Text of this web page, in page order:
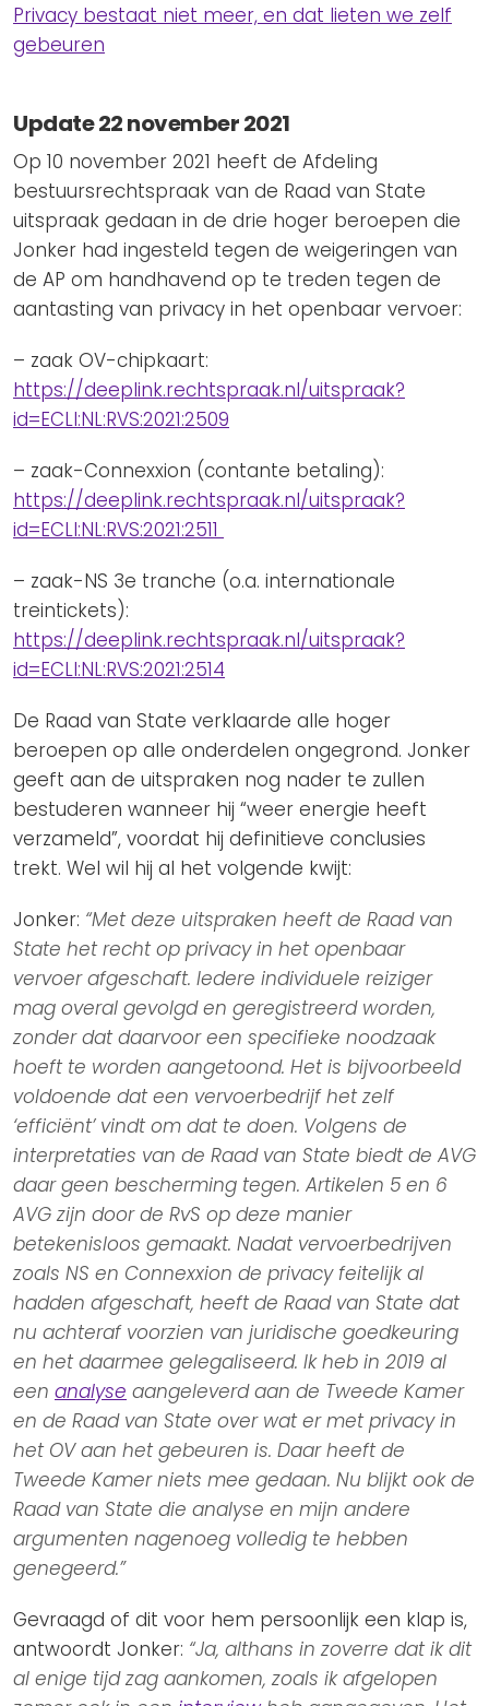
Privacy bestaat niet meer, en dat lieten we zelf
gebeuren
Update 22 november 2021
Op 10 november 2021 heeft de Afdeling
bestuursrechtspraak van de Raad van State
uitspraak gedaan in de drie hoger beroepen die
Jonker had ingesteld tegen de weigeringen van
de AP om handhavend op te treden tegen de
aantasting van privacy in het openbaar vervoer:
– zaak OV-chipkaart:
https://deeplink.rechtspraak.nl/uitspraak?
id=ECLI:NL:RVS:2021:2509
– zaak-Connexxion (contante betaling):
https://deeplink.rechtspraak.nl/uitspraak?
id=ECLI:NL:RVS:2021:2511
– zaak-NS 3e tranche (o.a. internationale
treintickets):
https://deeplink.rechtspraak.nl/uitspraak?
id=ECLI:NL:RVS:2021:2514
De Raad van State verklaarde alle hoger
beroepen op alle onderdelen ongegrond. Jonker
geeft aan de uitspraken nog nader te zullen
bestuderen wanneer hij “weer energie heeft
verzameld”, voordat hij definitieve conclusies
trekt. Wel wil hij al het volgende kwijt:
Jonker: “Met deze uitspraken heeft de Raad van
State het recht op privacy in het openbaar
vervoer afgeschaft. Iedere individuele reiziger
mag overal gevolgd en geregistreerd worden,
zonder dat daarvoor een specifieke noodzaak
hoeft te worden aangetoond. Het is bijvoorbeeld
voldoende dat een vervoerbedrijf het zelf
‘efficiënt’ vindt om dat te doen. Volgens de
interpretaties van de Raad van State biedt de AVG
daar geen bescherming tegen. Artikelen 5 en 6
AVG zijn door de RvS op deze manier
betekenisloos gemaakt. Nadat vervoerbedrijven
zoals NS en Connexxion de privacy feitelijk al
hadden afgeschaft, heeft de Raad van State dat
nu achteraf voorzien van juridische goedkeuring
en het daarmee gelegaliseerd. Ik heb in 2019 al
een analyse aangeleverd aan de Tweede Kamer
en de Raad van State over wat er met privacy in
het OV aan het gebeuren is. Daar heeft de
Tweede Kamer niets mee gedaan. Nu blijkt ook de
Raad van State die analyse en mijn andere
argumenten nagenoeg volledig te hebben
genegeerd.”
Gevraagd of dit voor hem persoonlijk een klap is,
antwoordt Jonker: “Ja, althans in zoverre dat ik dit
al enige tijd zag aankomen, zoals ik afgelopen